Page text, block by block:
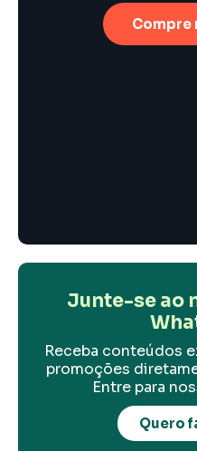
Compre
Junte-se ao
Receba conteúdos
promoções
Entre para
Quero